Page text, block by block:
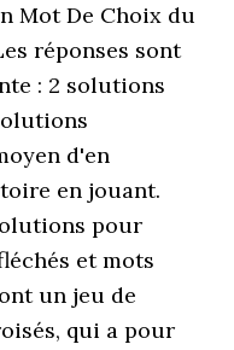
Mot De Choix du
réponses sont
: 2 solutions
d'en
en jouant.
pour
et mots
un jeu de
qui a pour